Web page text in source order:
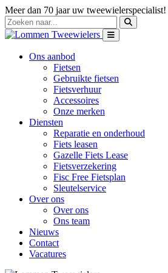
Meer dan 70 jaar uw tweewielerspecialist!
Ons aanbod
Fietsen
Gebruikte fietsen
Fietsverhuur
Accessoires
Onze merken
Diensten
Reparatie en onderhoud
Fiets leasen
Gazelle Fiets Lease
Fietsverzekering
Fisc Free Fietsplan
Sleutelservice
Over ons
Over ons
Ons team
Nieuws
Contact
Vacatures